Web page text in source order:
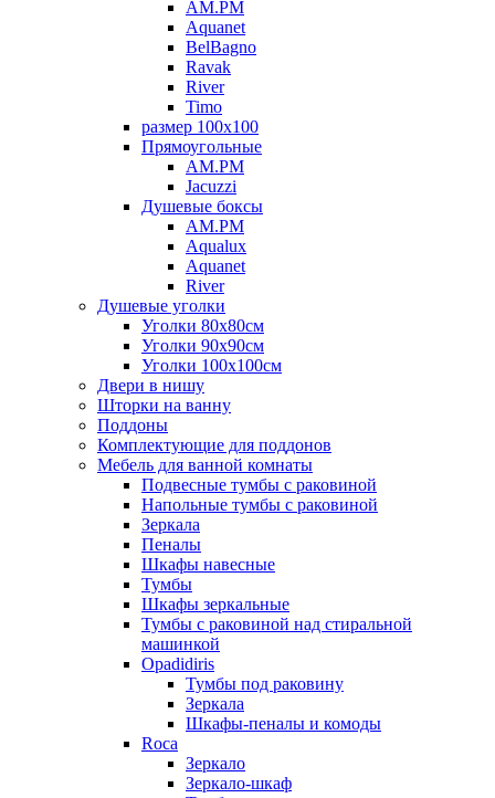
AM.PM
Aquanet
BelBagno
Ravak
River
Timo
размер 100х100
Прямоугольные
AM.PM
Jacuzzi
Душевые боксы
AM.PM
Aqualux
Aquanet
River
Душевые уголки
Уголки 80х80см
Уголки 90х90см
Уголки 100х100см
Двери в нишу
Шторки на ванну
Поддоны
Комплектующие для поддонов
Мебель для ванной комнаты
Подвесные тумбы с раковиной
Напольные тумбы с раковиной
Зеркала
Пеналы
Шкафы навесные
Тумбы
Шкафы зеркальные
Тумбы с раковиной над стиральной
машинкой
Opadidiris
Тумбы под раковину
Зеркала
Шкафы-пеналы и комоды
Roca
Зеркало
Зеркало-шкаф